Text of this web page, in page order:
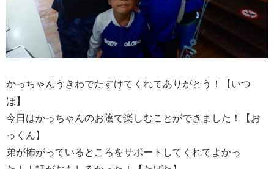
かっちゃんうきわでたすけてくれてありがとう！【いつ
ほ】
今日はかっちゃんのお陰で楽しむことができました！【お
っくん】
弟が怖がっているところをサポートしてくれてよかっ